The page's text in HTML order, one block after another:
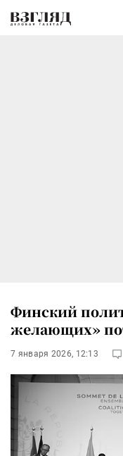
Финский
желающих»
7 января 2026, 12:13